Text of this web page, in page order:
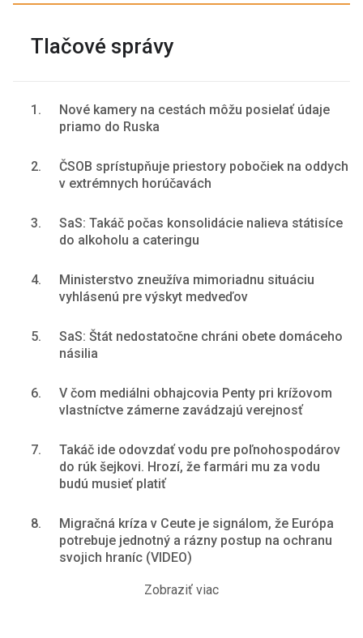
Tlačové správy
1.
Nové kamery na cestách môžu posielať údaje
priamo do Ruska
2.
ČSOB sprístupňuje priestory pobočiek na oddych
v extrémnych horúčavách
3.
SaS: Takáč počas konsolidácie nalieva státisíce
do alkoholu a cateringu
4.
Ministerstvo zneužíva mimoriadnu situáciu
vyhlásenú pre výskyt medveďov
5.
SaS: Štát nedostatočne chráni obete domáceho
násilia
6.
V čom mediálni obhajcovia Penty pri krížovom
vlastníctve zámerne zavádzajú verejnosť
7.
Takáč ide odovzdať vodu pre poľnohospodárov
do rúk šejkovi. Hrozí, že farmári mu za vodu
budú musieť platiť
8.
Migračná kríza v Ceute je signálom, že Európa
potrebuje jednotný a rázny postup na ochranu
svojich hraníc (VIDEO)
Zobraziť viac